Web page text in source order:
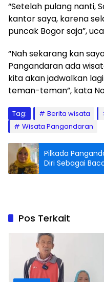
“Setelah pulang nanti,
kantor saya, karena
puncak Bogor saja”,
“Nah sekarang kan
Pangandaran ada
kita akan jadwalkan
teman-teman”, kata
Tag: Berita wisata
Wisata Pangandaran
Pilkada
Diri Sebagai
Pos Terkait